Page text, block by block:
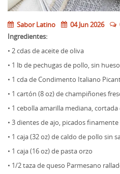
Sabor Latino 04 Jun 2026
Ingredientes:
• 2 cdas de aceite de oliva
• 1 lb de pechugas de pollo, sin
• 1 cda de Condimento Italiano
• 1 cartón (8 oz) de champiñones
• 1 cebolla amarilla mediana,
• 3 dientes de ajo, picados finamente
• 1 caja (32 oz) de caldo de pollo sin
• 1 caja (16 oz) de pasta orzo
• 1/2 taza de queso Parmesano